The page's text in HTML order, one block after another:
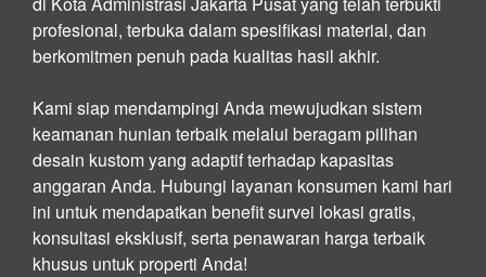
profesional, terbuka dalam spesifikasi material, dan
berkomitmen penuh pada kualitas hasil akhir.
Kami siap mendampingi Anda mewujudkan sistem
keamanan hunian terbaik melalui beragam pilihan
desain kustom yang adaptif terhadap kapasitas
anggaran Anda. Hubungi layanan konsumen kami hari
ini untuk mendapatkan benefit survei lokasi gratis,
konsultasi eksklusif, serta penawaran harga terbaik
khusus untuk properti Anda!